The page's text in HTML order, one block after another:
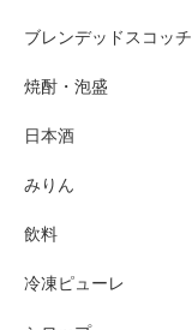
ブレンデッドスコッチ
焼酎・泡盛
日本酒
みりん
飲料
冷凍ピューレ